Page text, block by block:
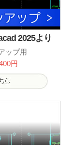
2025より
ップ用
円